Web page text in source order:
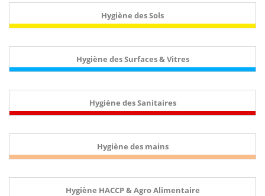
Hygiène des Sols
Hygiène des Surfaces & Vitres
Hygiène des Sanitaires
Hygiène des mains
Hygiène HACCP & Agro Alimentaire